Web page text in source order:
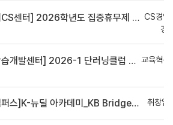
학년도 집중휴무제 안내 (EMS 및 이메일 발송 접수기한 : 7/24(금) 오후 12시까지)
CS경영
경
센터] 2026-1 단러닝클럽 Best Practice 공모전 결과 안내
교육혁신
스]K-뉴딜 아카데미_KB Bridge 과정 취창업